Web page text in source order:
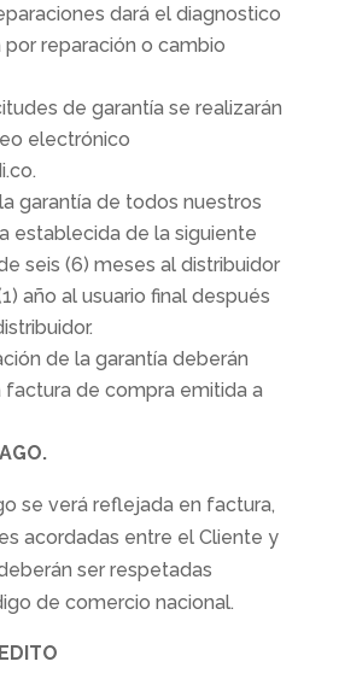
dará el diagnostico
por reparación o cambio
de garantía se realizarán
electrónico
garantía de todos nuestros
establecida de la siguiente
seis (6) meses al distribuidor
año al usuario final después
de la garantía deberán
factura de compra emitida a
se verá reflejada en factura,
acordadas entre el Cliente y
ser respetadas
de comercio nacional.